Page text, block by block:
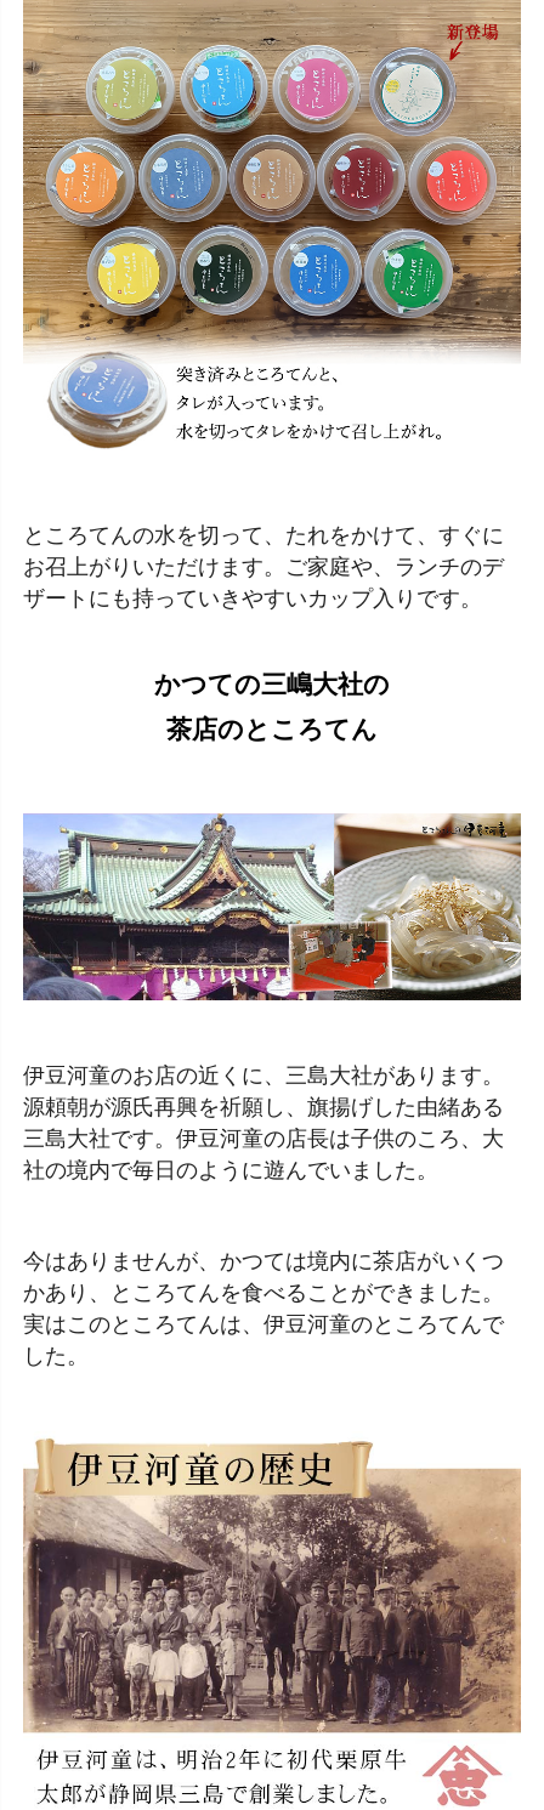
ところてんの水を切って、たれをかけて、すぐに
お召上がりいただけます。ご家庭や、ランチのデ
ザートにも持っていきやすいカップ入りです。
かつての三嶋大社の
茶店のところてん
伊豆河童のお店の近くに、三島大社があります。
源頼朝が源氏再興を祈願し、旗揚げした由緒ある
三島大社です。伊豆河童の店長は子供のころ、大
社の境内で毎日のように遊んでいました。
今はありませんが、かつては境内に茶店がいくつ
かあり、ところてんを食べることができました。
実はこのところてんは、伊豆河童のところてんで
した。